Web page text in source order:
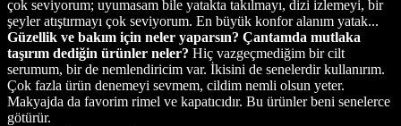
çok seviyorum; uyumasam bile yatakta takılmayı, dizi izlemeyi, bir
şeyler atıştırmayı çok seviyorum. En büyük konfor alanım yatak...
Güzellik ve bakım için neler yaparsın? Çantamda mutlaka
taşırım dediğin ürünler neler? Hiç vazgeçmediğim bir cilt
serumum, bir de nemlendiricim var. İkisini de senelerdir kullanırım.
Çok fazla ürün denemeyi sevmem, cildim nemli olsun yeter.
Makyajda da favorim rimel ve kapatıcıdır. Bu ürünler beni senelerce
götürür.